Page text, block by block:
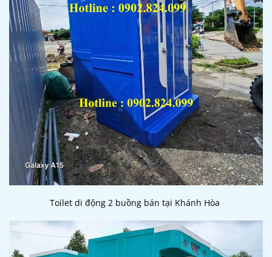
Toilet di động 2 buồng bán tại Khánh Hòa